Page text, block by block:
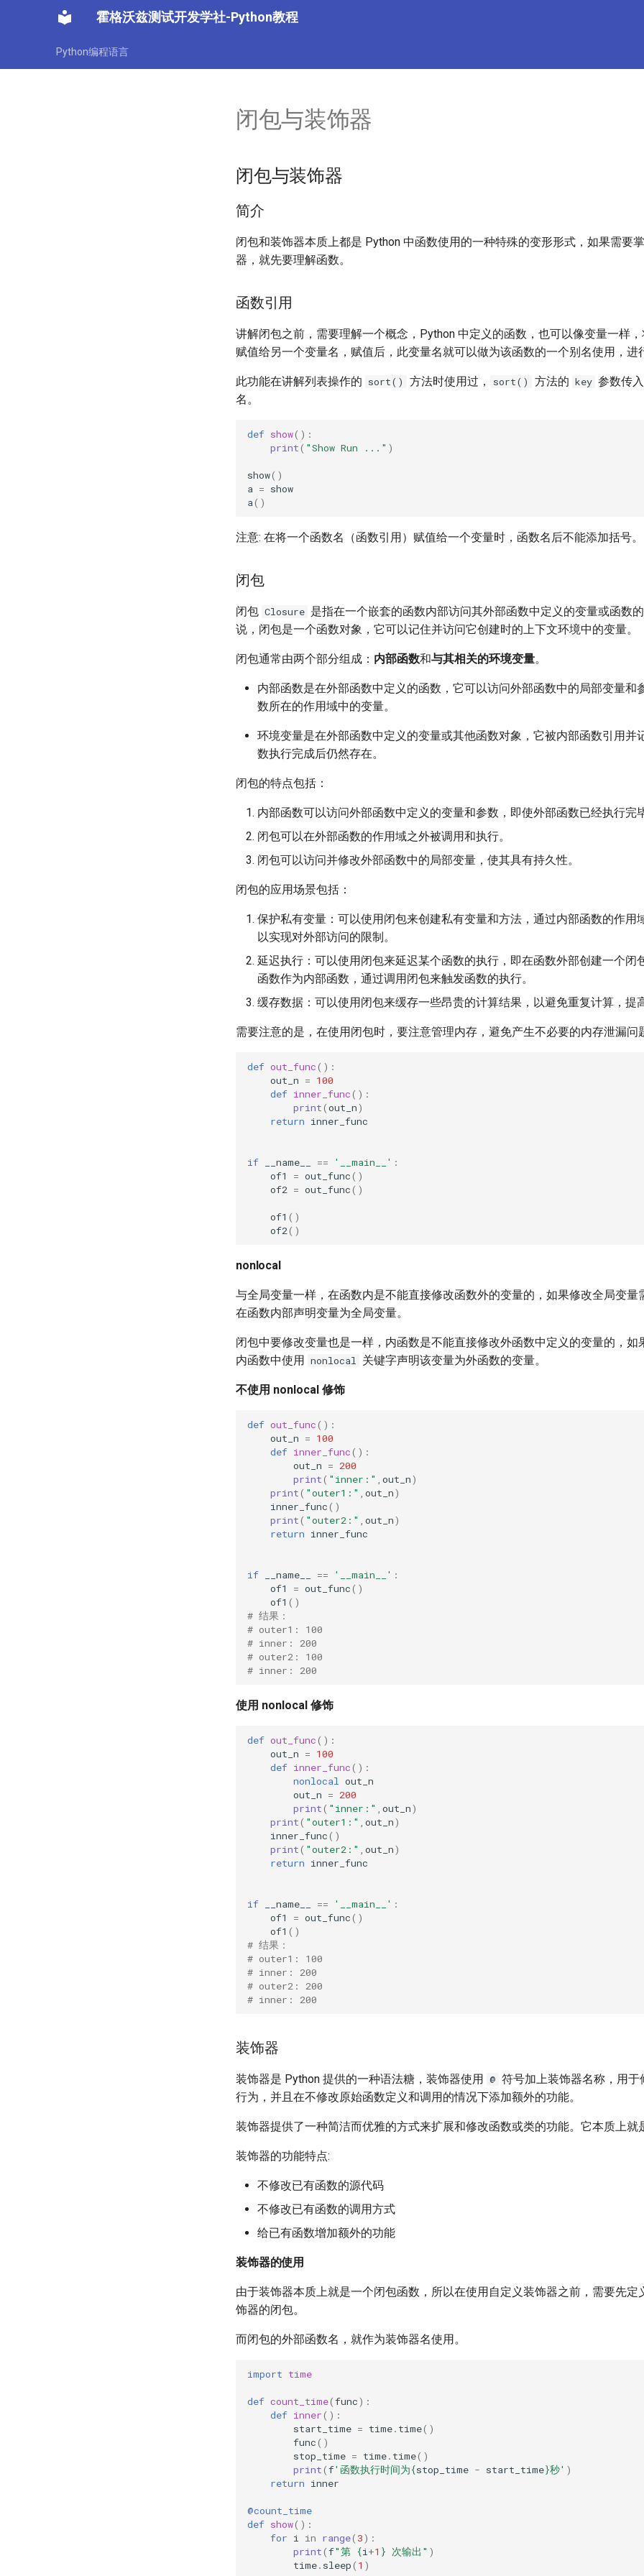
霍格沃兹测试开发学社-Python教程
Python编程语言
闭包与装饰器
闭包与装饰器
简介
闭包和装饰器本质上都是 Python 中函数使用的一种特殊的变形形式，如果需要
器，就先要理解函数。
函数引用
讲解闭包之前，需要理解一个概念，Python 中定义的函数，也可以像变量一样，
赋值给另一个变量名，赋值后，此变量名就可以做为该函数的一个别名使用，进
此功能在讲解列表操作的 sort() 方法时使用过， sort() 方法的 key 参数传
名。
def show():
print( "Show Run ..." )
show()
a = show
a()
注意: 在将一个函数名（函数引用）赋值给一个变量时，函数名后不能添加括号。
闭包
闭包 Closure 是指在一个嵌套的函数内部访问其外部函数中定义的变量或函数
说，闭包是一个函数对象，它可以记住并访问它创建时的上下文环境中的变量。
闭包通常由两个部分组成： 内部函数和与其相关的环境变量。
内部函数是在外部函数中定义的函数，它可以访问外部函数中的局部变量和
数所在的作用域中的变量。
环境变量是在外部函数中定义的变量或其他函数对象，它被内部函数引用并
数执行完成后仍然存在。
闭包的特点包括：
内部函数可以访问外部函数中定义的变量和参数，即使外部函数已经执行完毕
闭包可以在外部函数的作用域之外被调用和执行。
闭包可以访问并修改外部函数中的局部变量，使其具有持久性。
闭包的应用场景包括：
保护私有变量：可以使用闭包来创建私有变量和方法，通过内部函数的作用
以实现对外部访问的限制。
延迟执行：可以使用闭包来延迟某个函数的执行，即在函数外部创建一个闭
函数作为内部函数，通过调用闭包来触发函数的执行。
缓存数据：可以使用闭包来缓存一些昂贵的计算结果，以避免重复计算，提
需要注意的是，在使用闭包时，要注意管理内存，避免产生不必要的内存泄漏问
def out_func():
out_n = 100
def inner_func():
print(out_n)
return inner_func
if __name__ == '__main__' :
of1
= out_func()
of2 = out_func()
of1 ()
of2()
nonlocal
与全局变量一样，在函数内是不能直接修改函数外的变量的，如果修改全局变量
在函数内部声明变量为全局变量。
闭包中要修改变量也是一样，内函数是不能直接修改外函数中定义的变量的，如
内函数中使用 nonlocal 关键字声明该变量为外函数的变量。
不使用 nonlocal 修饰
def out_func():
out_n = 100
def inner_func():
out_n = 200
print( "inner:" out_n)
print( "outer1:" out_n)
inner_func()
print( "outer2:" out_n)
return inner_func
if __name__ == '__main__' :
of1
= out_func()
of1 ()
# 结果：
# outer1: 100
# inner: 200
# outer2: 100
# inner: 200
使用 nonlocal 修饰
def out_func():
out_n = 100
def inner_func():
nonlocal
out_n
out_n = 200
print( "inner:" out_n)
print( "outer1:" out_n)
inner_func()
print( "outer2:" out_n)
return inner_func
if __name__ == '__main__' :
of1
= out_func()
of1 ()
# 结果：
# outer1: 100
# inner: 200
# outer2: 200
# inner: 200
装饰器
装饰器是 Python 提供的一种语法糖，装饰器使用 @ 符号加上装饰器名称，用于
行为，并且在不修改原始函数定义和调用的情况下添加额外的功能。
装饰器提供了一种简洁而优雅的方式来扩展和修改函数或类的功能。它本质上就
装饰器的功能特点:
不修改已有函数的源代码
不修改已有函数的调用方式
给已有函数增加额外的功能
装饰器的使用
由于装饰器本质上就是一个闭包函数，所以在使用自定义装饰器之前，需要先定
饰器的闭包。
而闭包的外部函数名，就作为装饰器名使用。
import time
def count_time(func):
def inner():
start_time = time. time()
func()
stop_time = time. time()
print(f'函数执行时间为{stop_time - start_time}秒' )
return inner
@count_time
def show():
for i in range( 3):
print(f"第 {i +1 } 次输出" )
time. sleep( 1 )